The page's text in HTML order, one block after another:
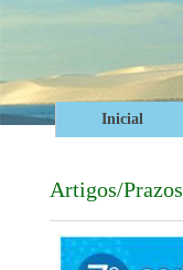
Inicial
Artigos/Prazos